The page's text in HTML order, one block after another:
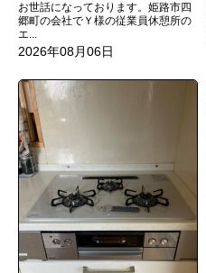
お世話になっております。姫路市四
郷町の会社でＹ様の従業員休憩所の
エ...
2026年08月06日